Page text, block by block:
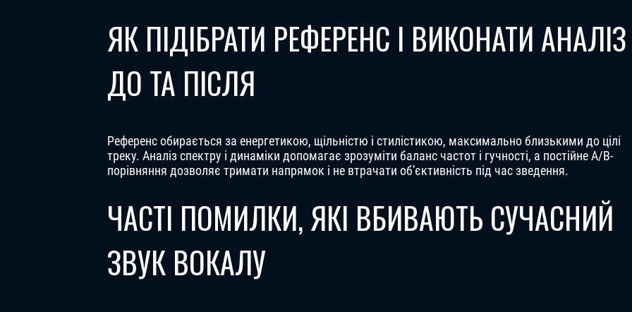
ЯК ПІДІБРАТИ РЕФЕРЕНС І ВИКОНАТИ АНАЛІЗ
ДО ТА ПІСЛЯ
Референс обирається за енергетикою, щільністю і стилістикою, максимально близькими до цілі
треку. Аналіз спектру і динаміки допомагає зрозуміти баланс частот і гучності, а постійне A/B-
порівняння дозволяє тримати напрямок і не втрачати об’єктивність під час зведення.
ЧАСТІ ПОМИЛКИ, ЯКІ ВБИВАЮТЬ СУЧАСНИЙ
ЗВУК ВОКАЛУ